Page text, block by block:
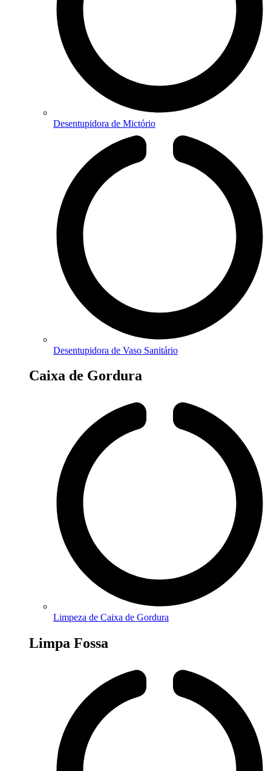
Desentupidora de Mictório
Desentupidora de Vaso Sanitário
Caixa de Gordura
Limpeza de Caixa de Gordura
Limpa Fossa